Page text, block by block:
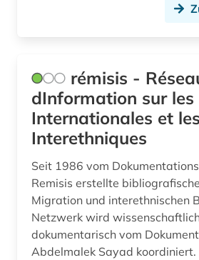
literaturkritik (1)
lorraine (1)
lothringen (3)
lusitanistik (1)
luxemburg (1)
ländername (1)
rémisis -
dInformation sur
Internationales et
Interethniques
Seit 1986 vom
Remisis erstellte
Migration und interethnischen
Netzwerk wird
dokumentarisch vom
Abdelmalek Sayad koordiniert. Datenbestand